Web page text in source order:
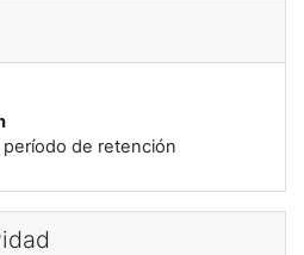
de retención